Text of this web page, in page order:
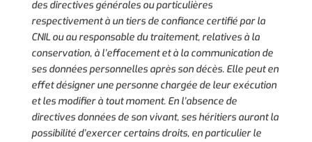
des directives générales ou particulières
respectivement à un tiers de confiance certifié par la
CNIL ou au responsable du traitement, relatives à la
conservation, à l’effacement et à la communication de
ses données personnelles après son décès. Elle peut en
effet désigner une personne chargée de leur exécution
et les modifier à tout moment. En l’absence de
directives données de son vivant, ses héritiers auront la
possibilité d’exercer certains droits, en particulier le